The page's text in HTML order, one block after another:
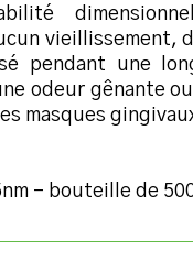
vieillissement,
pendant une
odeur gênante
masques
– bouteille de